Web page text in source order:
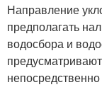
Направление
предполагать
водосбора и